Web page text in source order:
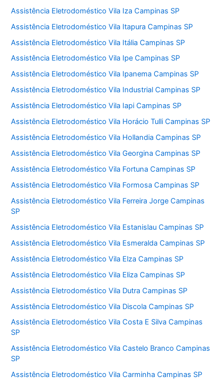
Assistência Eletrodoméstico Vila Iza Campinas SP
Assistência Eletrodoméstico Vila Itapura Campinas SP
Assistência Eletrodoméstico Vila Itália Campinas SP
Assistência Eletrodoméstico Vila Ipe Campinas SP
Assistência Eletrodoméstico Vila Ipanema Campinas SP
Assistência Eletrodoméstico Vila Industrial Campinas SP
Assistência Eletrodoméstico Vila Iapi Campinas SP
Assistência Eletrodoméstico Vila Horácio Tulli Campinas SP
Assistência Eletrodoméstico Vila Hollandia Campinas SP
Assistência Eletrodoméstico Vila Georgina Campinas SP
Assistência Eletrodoméstico Vila Fortuna Campinas SP
Assistência Eletrodoméstico Vila Formosa Campinas SP
Assistência Eletrodoméstico Vila Ferreira Jorge Campinas
SP
Assistência Eletrodoméstico Vila Estanislau Campinas SP
Assistência Eletrodoméstico Vila Esmeralda Campinas SP
Assistência Eletrodoméstico Vila Elza Campinas SP
Assistência Eletrodoméstico Vila Eliza Campinas SP
Assistência Eletrodoméstico Vila Dutra Campinas SP
Assistência Eletrodoméstico Vila Discola Campinas SP
Assistência Eletrodoméstico Vila Costa E Silva Campinas
SP
Assistência Eletrodoméstico Vila Castelo Branco Campinas
SP
Assistência Eletrodoméstico Vila Carminha Campinas SP